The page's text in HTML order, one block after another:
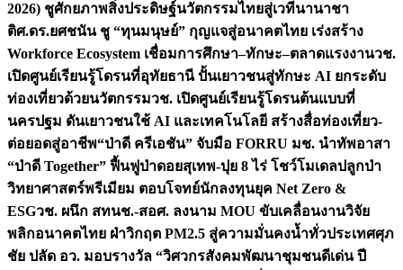
2026) ชูศักยภาพสิ่งประดิษฐ์นวัตกรรมไทยสู่เวทีนานาชา
ติศ.ดร.ยศชนัน ชู “ทุนมนุษย์” กุญแจสู่อนาคตไทย เร่งสร้าง
Workforce Ecosystem เชื่อมการศึกษา–ทักษะ–ตลาดแรงงานวช.
เปิดศูนย์เรียนรู้โดรนที่อุทัยธานี ปั้นเยาวชนสู่ทักษะ AI ยกระดับ
ท่องเที่ยวด้วยนวัตกรรมวช. เปิดศูนย์เรียนรู้โดรนต้นแบบที่
นครปฐม ดันเยาวชนใช้ AI และเทคโนโลยี สร้างสื่อท่องเที่ยว-
ต่อยอดสู่อาชีพ“ป่าดี ครีเอชัน” จับมือ FORRU มช. นำทัพอาสา
“ป่าดี Together” ฟื้นฟูป่าดอยสุเทพ-ปุย 8 ไร่ โชว์โมเดลปลูกป่า
วิทยาศาสตร์พรีเมียม ตอบโจทย์นักลงทุนยุค Net Zero &
ESGวช. ผนึก สทนช.-สอศ. ลงนาม MOU ขับเคลื่อนงานวิจัย
พลิกอนาคตไทย ฝ่าวิกฤต PM2.5 สู่ความมั่นคงน้ำทั่วประเทศศุภ
ชัย ปลัด อว. มอบรางวัล “วิศวกรสังคมพัฒนาชุมชนดีเด่น ปี